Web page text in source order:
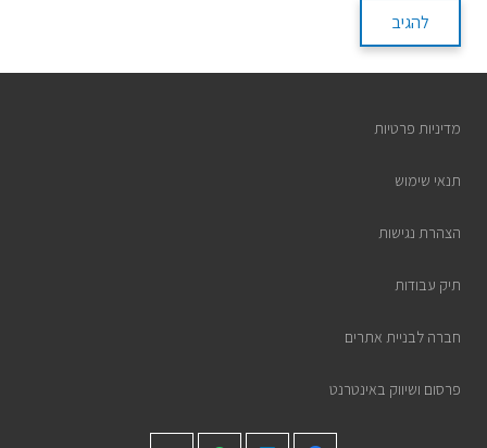
להגיב
מדיניות פרטיות
תנאי שימוש
הצהרת נגישות
תיק עבודות
חברה לבניית אתרים
פרסום ושיווק באינטרנט